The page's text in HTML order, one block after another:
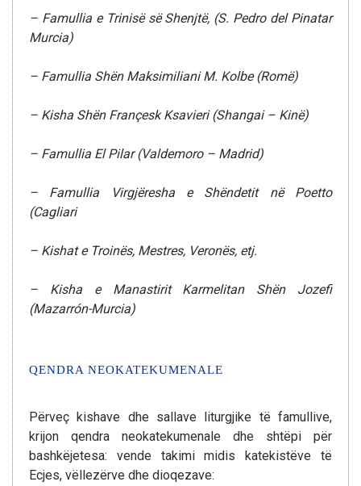
– Famullia e Trinisë së Shenjtë, (S. Pedro del Pinatar
Murcia)
– Famullia Shën Maksimiliani M. Kolbe (Romë)
– Kisha Shën Françesk Ksavieri (Shangai – Kinë)
– Famullia El Pilar (Valdemoro – Madrid)
– Famullia Virgjëresha e Shëndetit në Poetto
(Cagliari
– Kishat e Troinës, Mestres, Veronës, etj.
– Kisha e Manastirit Karmelitan Shën Jozefi
(Mazarrón-Murcia)
QENDRA NEOKATEKUMENALE
Përveç kishave dhe sallave liturgjike të famullive,
krijon qendra neokatekumenale dhe shtëpi për
bashkëjetesa: vende takimi midis katekistëve të
Ecjes, vëllezërve dhe dioqezave: